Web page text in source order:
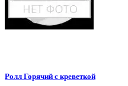
Ролл Горячий с креветкой